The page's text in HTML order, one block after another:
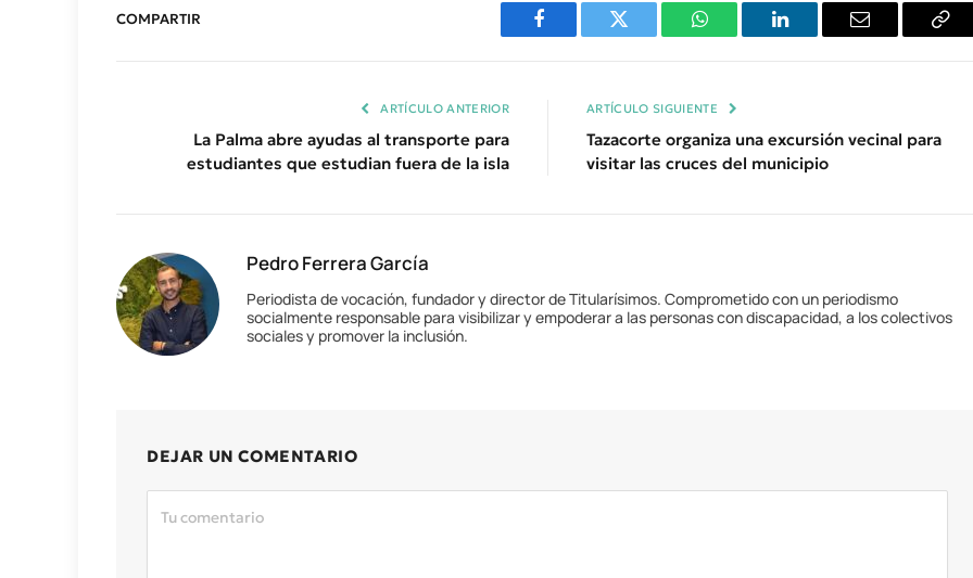
COMPARTIR
Facebook Twitter WhatsAppLinkedIn Email
ARTÍCULO ANTERIOR
La Palma abre ayudas al transporte para
estudiantes que estudian fuera de la isla
ARTÍCULO SIGUIENTE
Tazacorte organiza una excursión vecinal para
visitar las cruces del municipio
Pedro Ferrera García
Periodista de vocación, fundador y director de Titularísimos. Comprometido con un periodismo
socialmente responsable para visibilizar y empoderar a las personas con discapacidad, a los colectivos
sociales y promover la inclusión.
DEJAR UN COMENTARIO